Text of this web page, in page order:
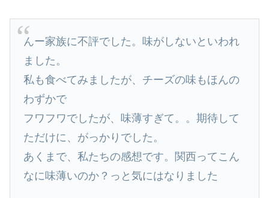
んー家族に不評でした。味がしないといわれ
ました。
私も食べてみましたが、チーズの味もほんの
わずかで
フワフワでしたが、味薄すぎて。。期待して
ただけに、がっかりでした。
あくまで、私たちの感想です。関西ってこん
なに味薄いのか？っと気にはなりました